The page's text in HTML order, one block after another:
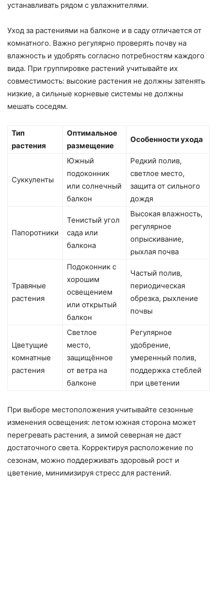
устанавливать рядом с увлажнителями.
Уход за растениями на балконе и в саду отличается от
комнатного. Важно регулярно проверять почву на
влажность и удобрять согласно потребностям каждого
вида. При группировке растений учитывайте их
совместимость: высокие растения не должны затенять
низкие, а сильные корневые системы не должны
мешать соседям.
Тип
растения
Оптимальное
размещение
Особенности ухода
Суккуленты
Южный
подоконник
или солнечный
балкон
Редкий полив,
светлое место,
защита от сильного
дождя
Папоротники
Тенистый угол
сада или
балкона
Высокая влажность,
регулярное
опрыскивание,
рыхлая почва
Травяные
растения
Подоконник с
хорошим
освещением
или открытый
балкон
Частый полив,
периодическая
обрезка, рыхление
почвы
Цветущие
комнатные
растения
Светлое
место,
защищённое
от ветра на
балконе
Регулярное
удобрение,
умеренный полив,
поддержка стеблей
при цветении
При выборе местоположения учитывайте сезонные
изменения освещения: летом южная сторона может
перегревать растения, а зимой северная не даст
достаточного света. Корректируя расположение по
сезонам, можно поддерживать здоровый рост и
цветение, минимизируя стресс для растений.